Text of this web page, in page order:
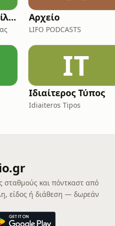
Οι εντιμότατες φίλες μας Αρχείο
LIFO PODCASTS
ΙΤ
Ιδιαίτερος Τύπος
Idiaiteros Tipos
σταθμούς και πόντκαστ από
είδος ή διάθεση — δωρεάν